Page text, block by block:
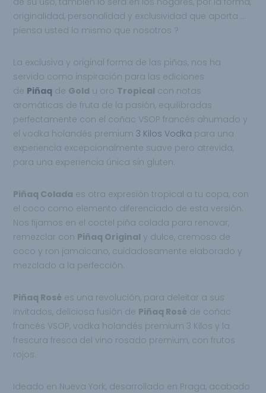
originalidad, personalidad y exclusividad que aporta …
piensa usted lo mismo que nosotros ?
La exclusiva y original forma de las piñas, nos ha
servido como inspiración para las ediciones
de Piñaq de Gold u oro Tropical con notas
aromáticas de fruta de la pasión, equilibradas
perfectamente con el coñac VSOP francés ahumado y
el vodka holandés premium3 Kilos Vodka para una
experiencia excepcionalmente suave pero atrevida,
para una experiencia única sin gluten.
Piñaq Colada es otra expresión tropical a tu copa, con
el coco como elemento diferenciado de esta versión.
Nos fijamos en el coctel piña colada para renovar,
remezclar con Piñaq Original y dulce, cremoso de
coco y ron jamaicano, cuidadosamente elaborado y
mezclado a la perfección.
Piñaq Rosé es una revolución, para deleitar a sus
invitados, deliciosa fusión de Piñaq Rosé de coñac
francés VSOP, vodka holandés premium 3 Kilos y la
frescura fresca del vino rosado premium, con frutos
rojos.
Ideado en Nueva York, desarrollado en Praga, acabado